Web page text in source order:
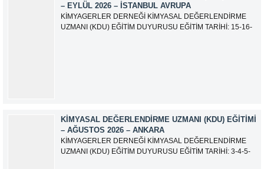
– EYLÜL 2026 – İSTANBUL AVRUPA
KİMYAGERLER DERNEĞİ KİMYASAL DEĞERLENDİRME
UZMANI (KDU) EĞİTİM DUYURUSU EĞİTİM TARİHİ: 15-16-
KIMYASAL DEĞERLENDIRME UZMANI (KDU) EĞITIMI
– AĞUSTOS 2026 – ANKARA
KİMYAGERLER DERNEĞİ KİMYASAL DEĞERLENDİRME
UZMANI (KDU) EĞİTİM DUYURUSU EĞİTİM TARİHİ: 3-4-5-